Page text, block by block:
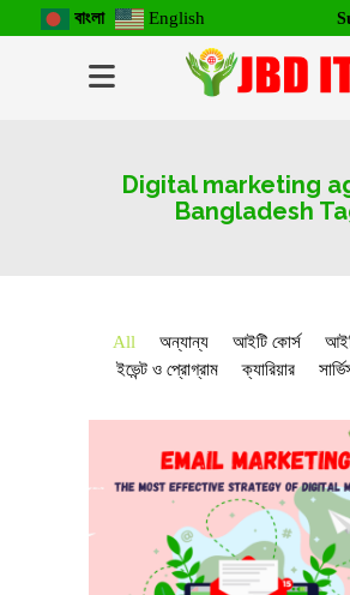
বাংলা English
Digital marketing
Bangladesh
All অন্যান্য আইটি কোর্স
ইভেন্ট ও প্রোগ্রাম
ক্যারিয়ার